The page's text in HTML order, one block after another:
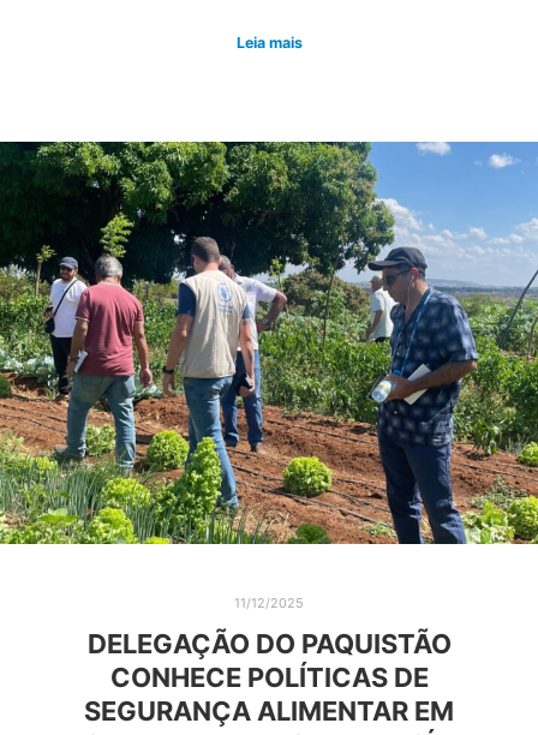
Leia mais
11/12/2025
DELEGAÇÃO DO PAQUISTÃO
CONHECE POLÍTICAS DE
SEGURANÇA ALIMENTAR EM